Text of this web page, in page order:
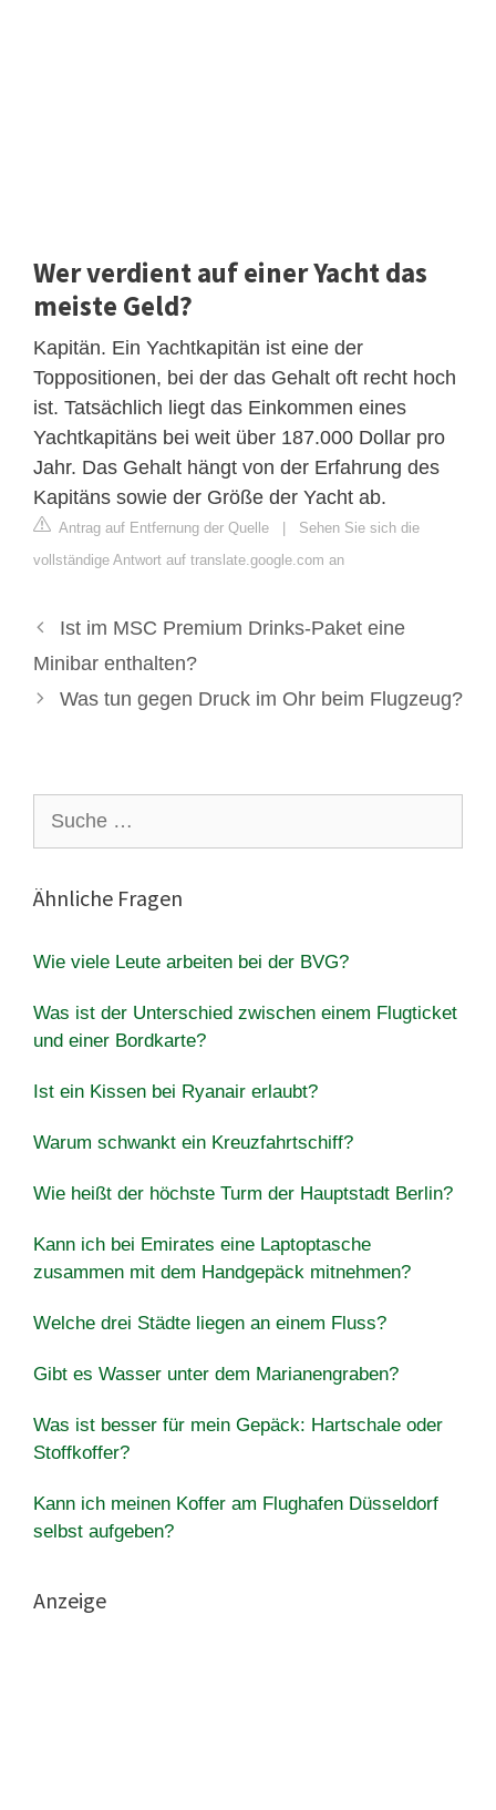
Wer verdient auf einer Yacht das
meiste Geld?
Kapitän. Ein Yachtkapitän ist eine der
Toppositionen, bei der das Gehalt oft recht hoch
ist. Tatsächlich liegt das Einkommen eines
Yachtkapitäns bei weit über 187.000 Dollar pro
Jahr. Das Gehalt hängt von der Erfahrung des
Kapitäns sowie der Größe der Yacht ab.
Antrag auf Entfernung der Quelle | Sehen Sie sich die
vollständige Antwort auf translate.google.com an
Ist im MSC Premium Drinks-Paket eine
Minibar enthalten?
Was tun gegen Druck im Ohr beim Flugzeug?
nach:
Ähnliche Fragen
Wie viele Leute arbeiten bei der BVG?
Was ist der Unterschied zwischen einem Flugticket
und einer Bordkarte?
Ist ein Kissen bei Ryanair erlaubt?
Warum schwankt ein Kreuzfahrtschiff?
Wie heißt der höchste Turm der Hauptstadt Berlin?
Kann ich bei Emirates eine Laptoptasche
zusammen mit dem Handgepäck mitnehmen?
Welche drei Städte liegen an einem Fluss?
Gibt es Wasser unter dem Marianengraben?
Was ist besser für mein Gepäck: Hartschale oder
Stoffkoffer?
Kann ich meinen Koffer am Flughafen Düsseldorf
selbst aufgeben?
Anzeige